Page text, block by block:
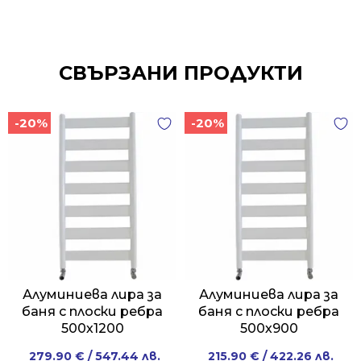
СВЪРЗАНИ ПРОДУКТИ
-20%
Алуминиева лира за
баня с плоски ребра
500х1200
Original
279.90 € / 547.44 лв.
Current
-20%
Алуминиева лира за
баня с плоски ребра
500х900
Original
215.90 € / 422.26 лв.
Current